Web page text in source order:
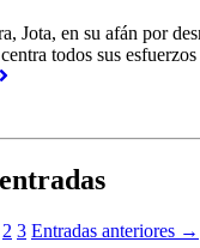
Jota, en su afán por
todos sus
2 3 Entradas anteriores →